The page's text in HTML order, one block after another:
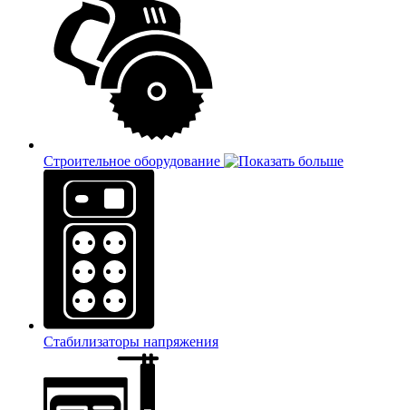
Строительное оборудование
Стабилизаторы напряжения